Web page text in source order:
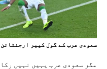
سعودی عرب کے گول کیپر
مگر سعودی عرب یہیں نہیں رکا